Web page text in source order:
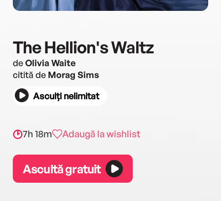
The Hellion's Waltz
deOlivia Waite
citită de Morag Sims
Asculți nelimitat
7h 18m Adaugă la wishlist
Ascultă gratuit